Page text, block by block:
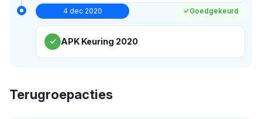
4 dec 2020 Goedgekeurd
APK Keuring 2020
Terugroepacties